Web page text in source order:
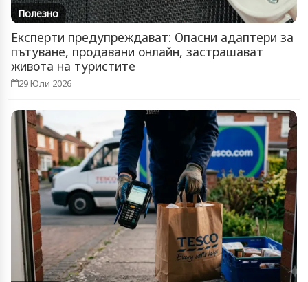
Полезно
Експерти предупреждават: Опасни адаптери за
пътуване, продавани онлайн, застрашават
живота на туристите
29 Юли 2026